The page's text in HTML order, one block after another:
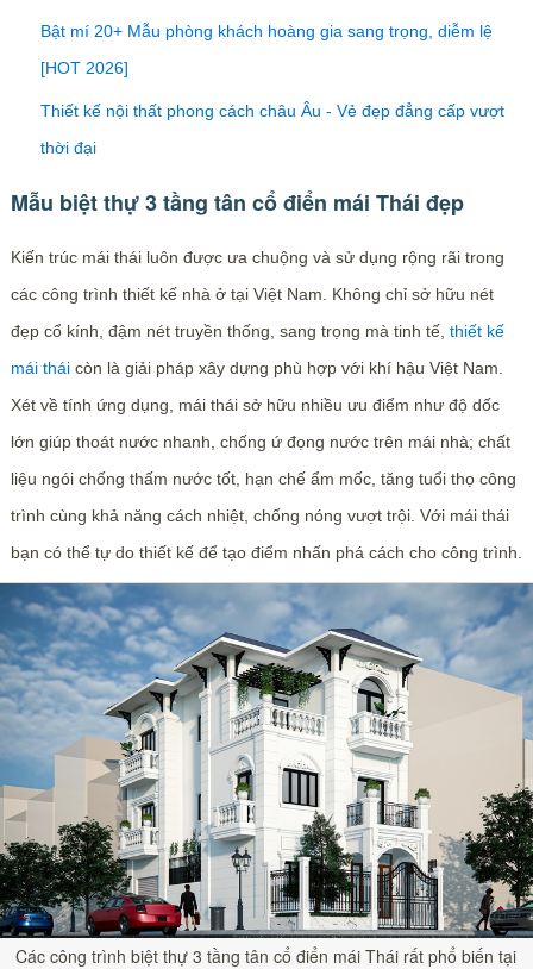
Bật mí 20+ Mẫu phòng khách hoàng gia sang trọng, diễm lệ
[HOT 2026]
Thiết kế nội thất phong cách châu Âu - Vẻ đẹp đẳng cấp vượt
thời đại
Mẫu biệt thự 3 tầng tân cổ điển mái Thái đẹp
Kiến trúc mái thái luôn được ưa chuộng và sử dụng rộng rãi trong
các công trình thiết kế nhà ở tại Việt Nam. Không chỉ sở hữu nét
đẹp cổ kính, đậm nét truyền thống, sang trọng mà tinh tế, thiết kế
mái tháicòn là giải pháp xây dựng phù hợp với khí hậu Việt Nam.
Xét về tính ứng dụng, mái thái sở hữu nhiều ưu điểm như độ dốc
lớn giúp thoát nước nhanh, chống ứ đọng nước trên mái nhà; chất
liệu ngói chống thấm nước tốt, hạn chế ẩm mốc, tăng tuổi thọ công
trình cùng khả năng cách nhiệt, chống nóng vượt trội. Với mái thái
bạn có thể tự do thiết kế để tạo điểm nhấn phá cách cho công trình.
Các công trình biệt thự 3 tầng tân cổ điển mái Thái rất phổ biến tại